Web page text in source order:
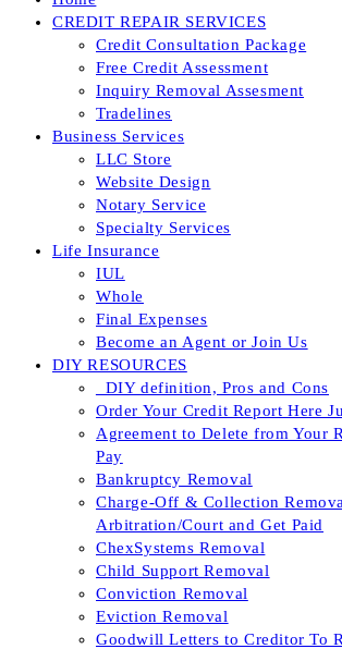
CREDIT REPAIR SERVICES
Credit Consultation Package
Free Credit Assessment
Inquiry Removal Assesment
Tradelines
Business Services
LLC Store
Website Design
Notary Service
Specialty Services
Life Insurance
IUL
Whole
Final Expenses
Become an Agent or Join Us
DIY RESOURCES
_DIY definition, Pros and Cons
Order Your Credit Report Here
Agreement to Delete from Your
Pay
Bankruptcy Removal
Charge-Off & Collection
Arbitration/Court and Get Paid
ChexSystems Removal
Child Support Removal
Conviction Removal
Eviction Removal
Goodwill Letters to Creditor To